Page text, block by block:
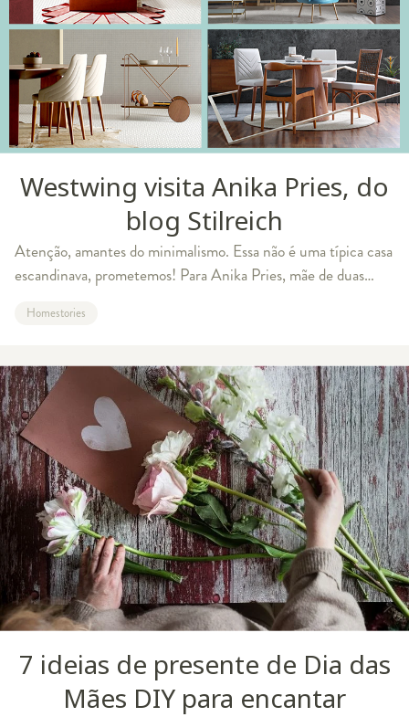
Westwing visita Anika Pries, do
blog Stilreich
Atenção, amantes do minimalismo. Essa não é uma típica casa
escandinava, prometemos! Para Anika Pries, mãe de duas
escreve diariamente sobr
Homestories
7 ideias de presente de Dia das
Mães DIY para encantar